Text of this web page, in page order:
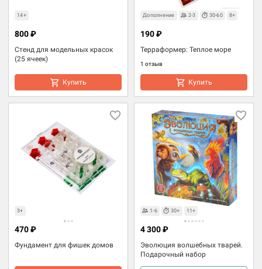
14+
Стенд для модельных красок
(25 ячеек)
800 ₽
Купить
Дополнение 2-3 30-60 8+
Терраформер: Теплое море
1 отзыв
190 ₽
Купить
3+
Фундамент для фишек домов
470 ₽
1-6 30+ 11+
Эволюция волшебных тварей.
Подарочный набор
4 300 ₽